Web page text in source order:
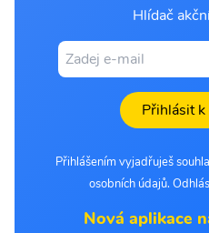
Hlídač
Přihlásit
Přihlášením vyjadřuješ
osobních údajů.
Nová aplikace